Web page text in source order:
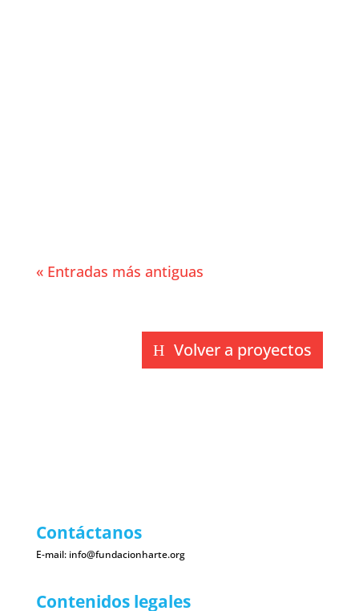
« Entradas más antiguas
Volver a proyectos
Contáctanos
E-mail: info@fundacionharte.org
Contenidos legales